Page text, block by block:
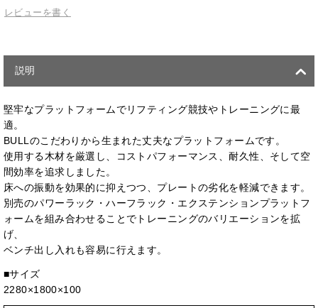
レビューを書く
説明
堅牢なプラットフォームでリフティング競技やトレーニングに最
適。
BULLのこだわりから生まれた丈夫なプラットフォームです。
使用する木材を厳選し、コストパフォーマンス、耐久性、そして空
間効率を追求しました。
床への振動を効果的に抑えつつ、プレートの劣化を軽減できます。
別売のパワーラック・ハーフラック・エクステンションプラットフ
ォームを組み合わせることでトレーニングのバリエーションを拡
げ、
ベンチ出し入れも容易に行えます。
■サイズ
2280×1800×100